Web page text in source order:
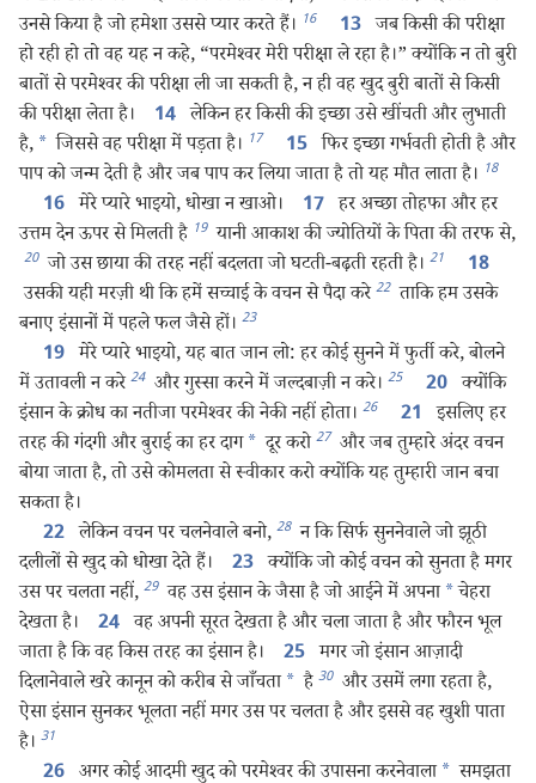
उनसे किया है जो हमेशा उससे प्यार करते हैं। 16 13 जब किसी की परीक्षा
हो रही हो तो वह यह न कहे, “परमेश्‍वर मेरी परीक्षा ले रहा है।” क्योंकि न तो बुरी
बातों से परमेश्‍वर की परीक्षा ली जा सकती है, न ही वह खुद बुरी बातों से किसी
की परीक्षा लेता है।
14 लेकिन हर किसी की इच्छा उसे खींचती और लुभाती
है, * जिससे वह परीक्षा में पड़ता है। 17 15 फिर इच्छा गर्भवती होती है और
पाप को जन्म देती है और जब पाप कर लिया जाता है तो यह मौत लाता है। 18
16 मेरे प्यारे भाइयो, धोखा न खाओ। 17 हर अच्छा तोहफा और हर
उत्तम देन ऊपर से मिलती है 19 यानी आकाश की ज्योतियों के पिता की तरफ से,
20 जो उस छाया की तरह नहीं बदलता जो घटती-बढ़ती रहती है। 21 18
उसकी यही मरज़ी थी कि हमें सच्चाई के वचन से पैदा करे 22 ताकि हम उसके
बनाए इंसानों में पहले फल जैसे हों। 23
19 मेरे प्यारे भाइयो, यह बात जान लो: हर कोई सुनने में फुर्ती करे, बोलने
में उतावली न करे 24 और गुस्सा करने में जल्दबाज़ी न करे। 25 20 क्योंकि
इंसान के क्रोध का नतीजा परमेश्‍वर की नेकी नहीं होता। 26 21
इसलिए हर
तरह की गंदगी और बुराई का हर दाग * दूर करो 27 और जब तुम्हारे अंदर वचन
बोया जाता है, तो उसे कोमलता से स्वीकार करो क्योंकि यह तुम्हारी जान बचा
सकता है।
22 लेकिन वचन पर चलनेवाले बनो, 28 न कि सिर्फ सुननेवाले जो झूठी
दलीलों से खुद को धोखा देते हैं।
23 क्योंकि जो कोई वचन को सुनता है मगर
उस पर चलता नहीं, 29 वह उस इंसान के जैसा है जो आईने में अपना *चेहरा
देखता है।
24 वह अपनी सूरत देखता है और चला जाता है और फौरन भूल
जाता है कि वह किस तरह का इंसान है।
25 मगर जो इंसान आज़ादी
दिलानेवाले खरे कानून को करीब से जाँचता * है 30 और उसमें लगा रहता है,
ऐसा इंसान सुनकर भूलता नहीं मगर उस पर चलता है और इससे वह खुशी पाता
है। 31
26 अगर कोई आदमी खुद को परमेश्‍वर की उपासना करनेवाला * समझता